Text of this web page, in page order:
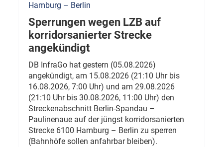
Hamburg – Berlin
Sperrungen wegen LZB auf
korridorsanierter Strecke
angekündigt
DB InfraGo hat gestern (05.08.2026)
angekündigt, am 15.08.2026 (21:10 Uhr bis
16.08.2026, 7:00 Uhr) und am 29.08.2026
(21:10 Uhr bis 30.08.2026, 11:00 Uhr) den
Streckenabschnitt Berlin-Spandau –
Paulinenaue auf der jüngst korridorsanierten
Strecke 6100 Hamburg – Berlin zu sperren
(Bahnhöfe sollen anfahrbar bleiben).